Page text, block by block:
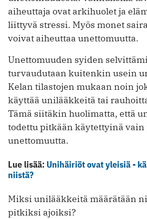
aiheuttaja ovat arkihuolet ja
liittyvä stressi. Myös monet
voivat aiheuttaa unettomuutta.
Unettomuuden syiden
turvaudutaan kuitenkin usein
Kelan tilastojen mukaan noin
käyttää unilääkkeitä tai
Tämä siitäkin huolimatta, että
todettu pitkään käytettyinä vain
unettomuutta.
Lue lisää: Unihäiriöt ovat yleisiä -
niistä?
Miksi unilääkkeitä määrätään
pitkiksi ajoiksi?